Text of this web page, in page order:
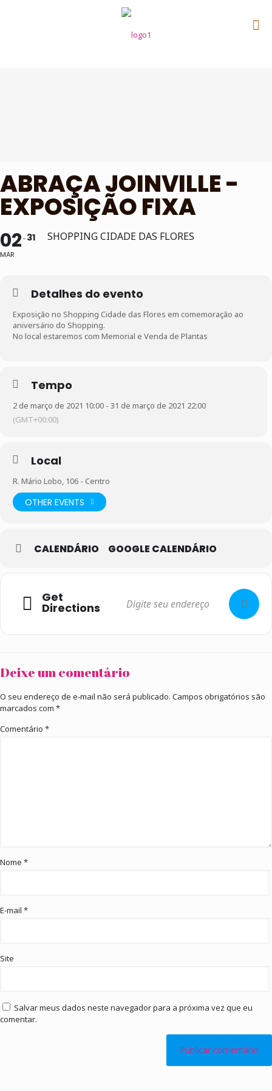
ABRAÇA JOINVILLE -
EXPOSIÇÃO FIXA
02
MAR
31 SHOPPING CIDADE DAS FLORES
Detalhes do evento
Exposição no Shopping Cidade das Flores em comemoração ao
aniversário do Shopping.
No local estaremos com Memorial e Venda de Plantas
Tempo
2 de março de 2021 10:00 - 31 de março de 2021 22:00
(GMT+00:00)
Local
R. Mário Lobo, 106 - Centro
OTHER EVENTS
CALENDÁRIO GOOGLE CALENDÁRIO
Get
Directions
Deixe um comentário
O seu endereço de e-mail não será publicado. Campos obrigatórios são
marcados com *
Comentário *
Nome *
E-mail *
Site
Salvar meus dados neste navegador para a próxima vez que eu
comentar.